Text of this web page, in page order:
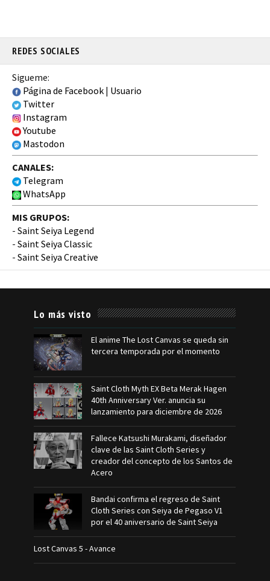
REDES SOCIALES
Sigueme:
Página de Facebook | Usuario
Twitter
Instagram
Youtube
Mastodon
CANALES:
Telegram
WhatsApp
MIS GRUPOS:
- Saint Seiya Legend
- Saint Seiya Classic
- Saint Seiya Creative
Lo más visto
El anime The Lost Canvas se queda sin
tercera temporada por el momento
Saint Cloth Myth EX Beta Merak Hagen
40th Anniversary Ver. anuncia su
lanzamiento para diciembre de 2026
Fallece Katsushi Murakami, diseñador
clave de las Saint Cloth Series y
creador del concepto de los Santos de
Acero
Bandai confirma el regreso de Saint
Cloth Series con Seiya de Pegaso V1
por el 40 aniversario de Saint Seiya
Lost Canvas 5 - Avance